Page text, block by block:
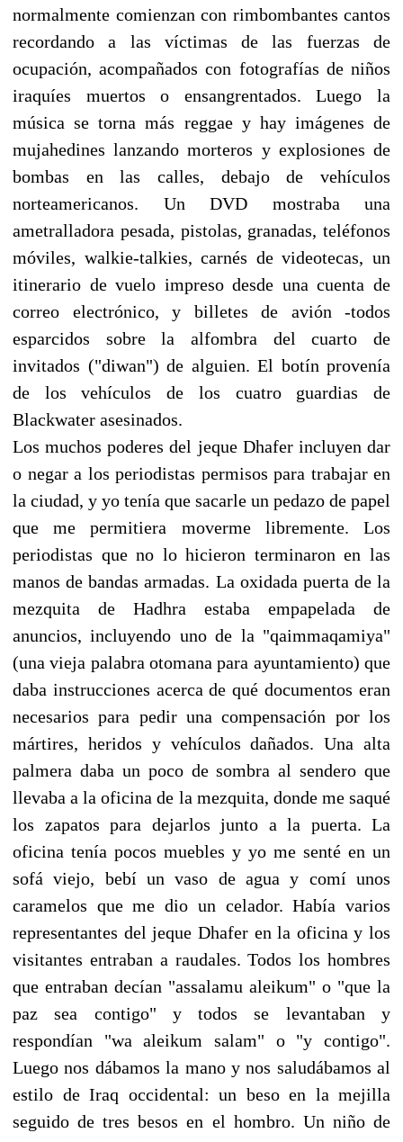
normalmente comienzan con rimbombantes cantos
recordando a las víctimas de las fuerzas de
ocupación, acompañados con fotografías de niños
iraquíes muertos o ensangrentados. Luego la
música se torna más reggae y hay imágenes de
mujahedines lanzando morteros y explosiones de
bombas en las calles, debajo de vehículos
norteamericanos. Un DVD mostraba una
ametralladora pesada, pistolas, granadas, teléfonos
móviles, walkie-talkies, carnés de videotecas, un
itinerario de vuelo impreso desde una cuenta de
correo electrónico, y billetes de avión -todos
esparcidos sobre la alfombra del cuarto de
invitados ("diwan") de alguien. El botín provenía
de los vehículos de los cuatro guardias de
Blackwater asesinados.
Los muchos poderes del jeque Dhafer incluyen dar
o negar a los periodistas permisos para trabajar en
la ciudad, y yo tenía que sacarle un pedazo de papel
que me permitiera moverme libremente. Los
periodistas que no lo hicieron terminaron en las
manos de bandas armadas. La oxidada puerta de la
mezquita de Hadhra estaba empapelada de
anuncios, incluyendo uno de la "qaimmaqamiya"
(una vieja palabra otomana para ayuntamiento) que
daba instrucciones acerca de qué documentos eran
necesarios para pedir una compensación por los
mártires, heridos y vehículos dañados. Una alta
palmera daba un poco de sombra al sendero que
llevaba a la oficina de la mezquita, donde me saqué
los zapatos para dejarlos junto a la puerta. La
oficina tenía pocos muebles y yo me senté en un
sofá viejo, bebí un vaso de agua y comí unos
caramelos que me dio un celador. Había varios
representantes del jeque Dhafer en la oficina y los
visitantes entraban a raudales. Todos los hombres
que entraban decían "assalamu aleikum" o "que la
paz sea contigo" y todos se levantaban y
respondían "wa aleikum salam" o "y contigo".
Luego nos dábamos la mano y nos saludábamos al
estilo de Iraq occidental: un beso en la mejilla
seguido de tres besos en el hombro. Un niño de